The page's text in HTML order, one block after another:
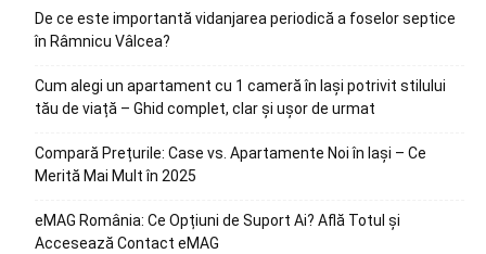
De ce este importantă vidanjarea periodică a foselor septice
în Râmnicu Vâlcea?
Cum alegi un apartament cu 1 cameră în Iași potrivit stilului
tău de viață – Ghid complet, clar și ușor de urmat
Compară Prețurile: Case vs. Apartamente Noi în Iași – Ce
Merită Mai Mult în 2025
eMAG România: Ce Opțiuni de Suport Ai? Află Totul și
Accesează Contact eMAG